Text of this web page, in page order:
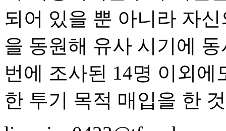
되어 있을 뿐 아니라 자
을 동원해 유사 시기에
번에 조사된 14명 이외
한 투기 목적 매입을 한